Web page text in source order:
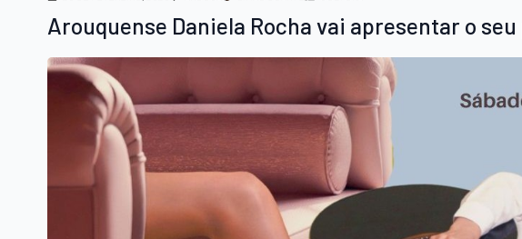
Arouquense Daniela Rocha vai apresentar o